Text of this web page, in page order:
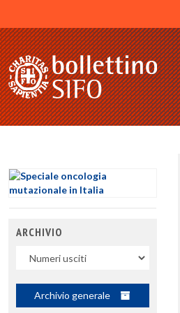
ARCHIVIO
Archivio generale